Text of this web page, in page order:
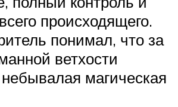
происходящего.
понимал, что за
ветхости
магическая